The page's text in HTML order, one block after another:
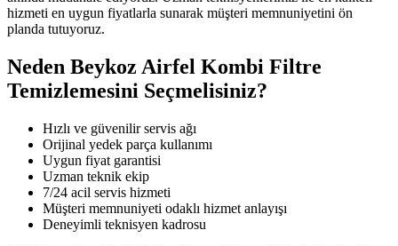
hizmeti en uygun fiyatlarla sunarak müşteri memnuniyetini ön
planda tutuyoruz.
Neden Beykoz Airfel Kombi Filtre
Temizlemesini Seçmelisiniz?
Hızlı ve güvenilir servis ağı
Orijinal yedek parça kullanımı
Uygun fiyat garantisi
Uzman teknik ekip
7/24 acil servis hizmeti
Müşteri memnuniyeti odaklı hizmet anlayışı
Deneyimli teknisyen kadrosu